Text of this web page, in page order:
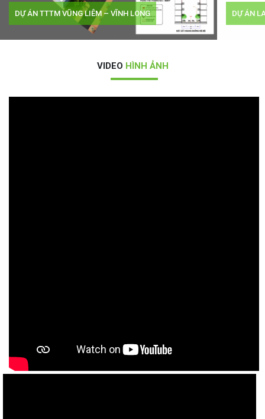
DỰ ÁN LANDMARK GARDEN VILLA 2 – TIỀN
VIDEO HÌNH ẢNH